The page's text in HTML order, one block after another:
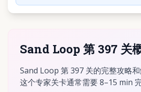
Sand Loop 第 397 关
Sand Loop 第 397 关的完整攻略和
这个专家关卡通常需要 8–15 min 完